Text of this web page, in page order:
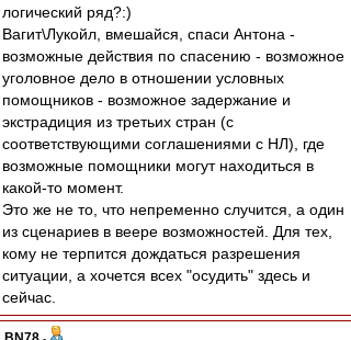
логический ряд?:)
Вагит\Лукойл, вмешайся, спаси Антона -
возможные действия по спасению - возможное
уголовное дело в отношении условных
помощников - возможное задержание и
экстрадиция из третьих стран (с
соответствующими соглашениями с НЛ), где
возможные помощники могут находиться в
какой-то момент.
Это же не то, что непременно случится, а один
из сценариев в веере возможностей. Для тех,
кому не терпится дождаться разрешения
ситуации, а хочется всех "осудить" здесь и
сейчас.